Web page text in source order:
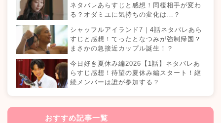
ネタバレあらすじと感想！同棲相手が変わ
る？オダミユに気持ちの変化は…？
シャッフルアイランド7｜4話ネタバレあら
すじと感想！てったとなつみが強制帰国？
まさかの急接近カップル誕生！？
今日好き夏休み編2026【1話】ネタバレあ
らすじ感想！待望の夏休み編スタート！継
続メンバーは誰が参加する？
おすすめ記事一覧